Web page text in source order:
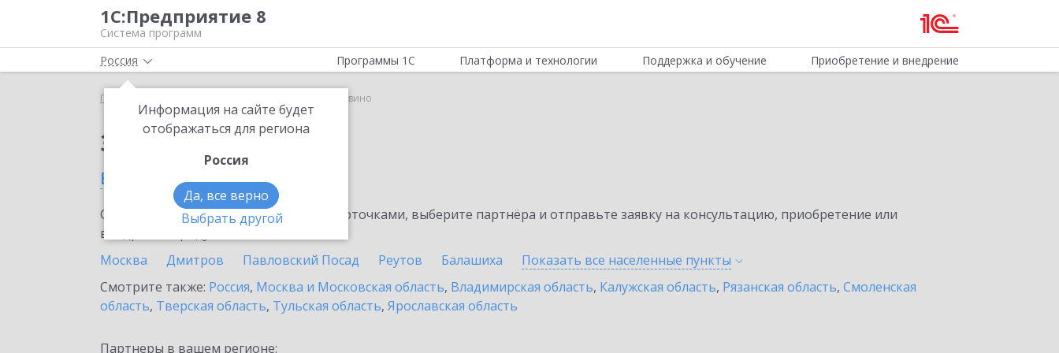
1С:Предприятие 8
Система программ
Россия
Информация на сайте будет
отображаться для региона
Россия
Да, все верно
Выбрать другой
Программы 1С Платформа и технологии Поддержка и обучение Приобретение и внедрение
Главная 1С-ЭТП в Протвино
Заказать 1С-ЭТП
в Протвино
Ознакомьтесь с информационными карточками, выберите партнёра и отправьте заявку на консультацию, приобретение или
внедрение продукта.
Москва
Дмитров Павловский Посад Реутов Балашиха Показать все населенные пункты
Смотрите также: Россия, Москва и Московская область, Владимирская область, Калужская область, Рязанская область, Смоленская
область, Тверская область, Тульская область, Ярославская область
Партнеры в вашем регионе: